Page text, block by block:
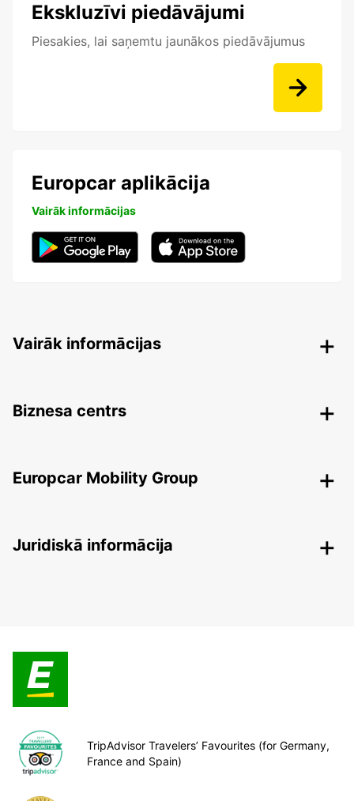
Ekskluzīvi piedāvājumi
Piesakies, lai saņemtu jaunākos piedāvājumus
Europcar aplikācija
Vairāk informācijas
Vairāk informācijas
Biznesa centrs
Europcar Mobility Group
Juridiskā informācija
TripAdvisor Travelers’ Favourites (for Germany,
France and Spain)